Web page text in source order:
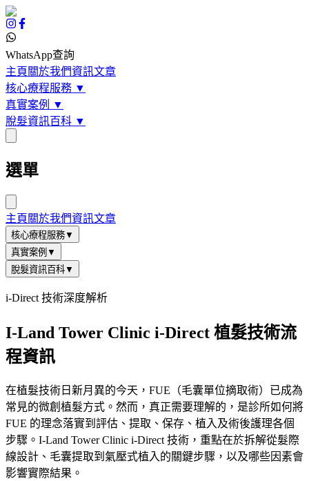
WhatsApp查詢
主頁 關於我們資訊文章
核心療程服務 ▼
真實案例
▼
脫髮資訊百科 ▼
選單
主頁 關於我們資訊文章
核心療程服務▼
真實案例 ▼
脫髮資訊百科▼
i-Direct 技術深度解析
I-Land Tower Clinic i-Direct 植髮技術流
程資訊
在植髮技術日新月異的今天，FUE（毛囊單位摘取術）已成為
常見的微創植髮方式。然而，真正需要理解的，是診所如何將
FUE 的理念落實到評估、提取、保存、植入及術後護理各個
步驟。I-Land Tower Clinic i-Direct 技術，重點在於拆解從髮際
線設計、毛囊提取到氣壓式植入的關鍵步驟，以及哪些因素會
影響實際結果。